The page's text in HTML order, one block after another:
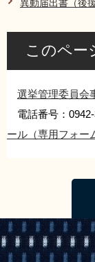
異動届出書（後
このペー
選挙管理委員会
電話番号：
ール（専用フォー